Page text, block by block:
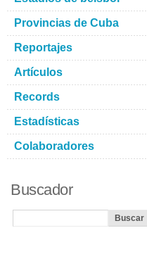
Provincias de Cuba
Reportajes
Artículos
Records
Estadísticas
Colaboradores
Buscador